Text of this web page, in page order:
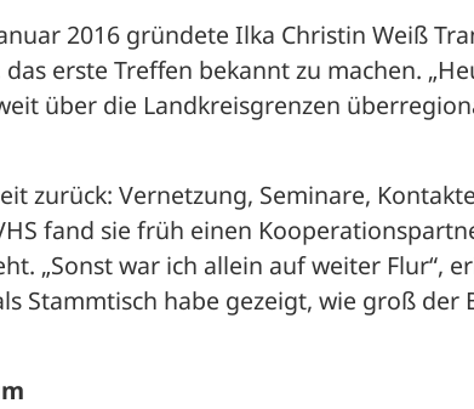
2016 gründete Ilka Christin Weiß
erste Treffen bekannt zu machen.
über die Landkreisgrenzen
zurück: Vernetzung, Seminare,
fand sie früh einen
„Sonst war ich allein auf weiter Flur“,
Stammtisch habe gezeigt, wie groß der